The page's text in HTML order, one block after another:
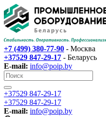
+7 (499) 380-77-90 - Москва
+37529 847-29-17‬ - Беларусь
E-mail: info@poip.by
+37529 847-29-17‬
+37529 847-29-17‬
E-mail: info@poip.by